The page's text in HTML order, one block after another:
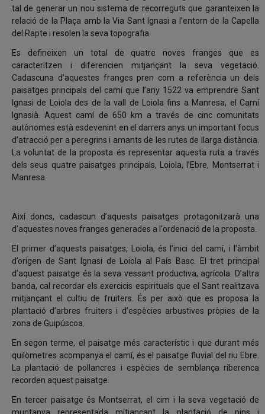
tal de generar un nou sistema de recorreguts que garanteixen la
relació de la Plaça amb la Via Sant Ignasi a l’entorn de la Capella
del Rapte i resolen la seva topografia
Es defineixen un total de quatre noves franges que es
caracteritzen i diferencien mitjançant la seva vegetació.
Cadascuna d’aquestes franges pren com a referència un dels
paisatges principals del camí que l’any 1522 va emprendre Sant
Ignasi de Loiola des de la vall de Loiola fins a Manresa, el Camí
Ignasià. Aquest camí de 650 km a través de cinc comunitats
autònomes està esdevenint en el darrers anys un important focus
d’atracció per a peregrins i amants de les rutes de llarga distància.
La voluntat de la proposta és representar aquesta ruta a través
dels seus quatre paisatges principals, Loiola, l’Ebre, Montserrat i
Manresa.
Així doncs, cadascun d’aquests paisatges protagonitzarà una
d’aquestes noves franges generades a l'ordenació de la proposta.
El primer d’aquests paisatges, Loiola, és l’inici del camí, i l’àmbit
d’origen de Sant Ignasi de Loiola al País Basc. El tret principal
d’aquest paisatge és la seva vessant productiva, agrícola. D’altra
banda, cal recordar els exercicis espirituals que el Sant realitzava
mitjançant el cultiu de fruiters. És per això que es proposa la
plantació d’arbres fruiters i d’espècies arbustives pròpies de la
zona de Guipúscoa.
En segon terme, el paisatge més característic i que durant més
quilòmetres acompanya el camí, és el paisatge fluvial del riu Ebre.
La plantació de pollancres i espècies de semblança riberenca
recorden aquest paisatge.
En tercer paisatge és Montserrat, el cim i la seva vegetació de